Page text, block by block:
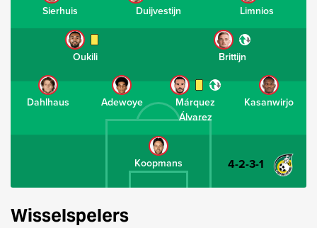
Koopmans
Kasanwirjo
Márquez
Álvarez
Adewoye
Dahlhaus
Brittijn
Oukili
Limnios
Duijvestijn
Sierhuis
4-2-3-1
Wisselspelers